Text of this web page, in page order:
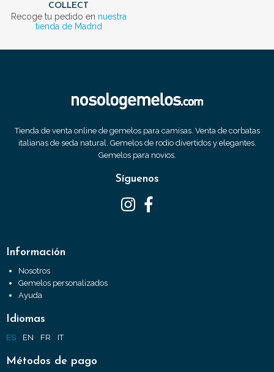
COLLECT
Recoge tu pedido en nuestra
tienda de Madrid
Tienda de venta online de gemelos para camisas. Venta de corbatas
italianas de seda natural. Gemelos de rodio divertidos y elegantes.
Gemelos para novios.
Síguenos
Información
Nosotros
Gemelos personalizados
Ayuda
Idiomas
ES EN FR IT
Métodos de pago